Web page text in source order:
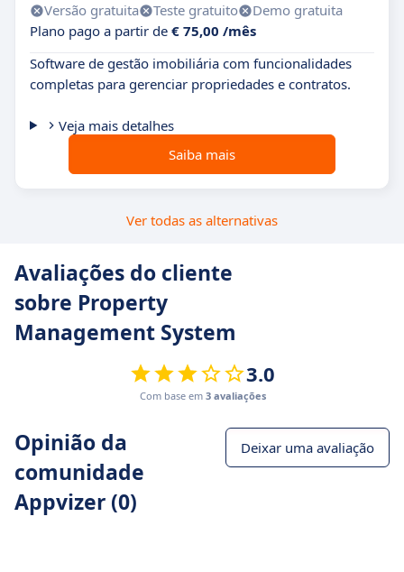
Versão gratuita Teste gratuito
Demo gratuita
Plano pago a partir de € 75,00 /mês
Software de gestão imobiliária com funcionalidades
completas para gerenciar propriedades e contratos.
Veja mais detalhes
Saiba mais
Ver todas as alternativas
Avaliações do cliente
sobre Property
Management System
3.0
Com base em 3 avaliações
Opinião da
comunidade
Appvizer (0)
Deixar uma avaliação